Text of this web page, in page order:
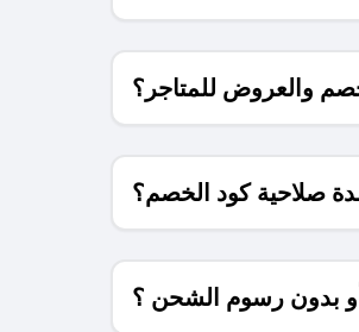
والعروض للمتاجر؟
صلاحية كود الخصم؟
بدون رسوم الشحن ؟